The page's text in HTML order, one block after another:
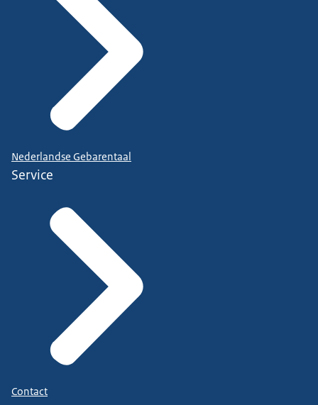
Nederlandse Gebarentaal
Service
Contact